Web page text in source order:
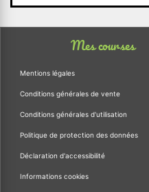
Mes courses
Mentions légales
Conditions générales de vente
Conditions générales d'utilisation
Politique de protection des données
Déclaration d'accessibilité
Informations cookies